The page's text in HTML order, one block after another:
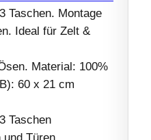
Taschen. Montage
Ideal für Zelt &
Material: 100%
60 x 21 cm
Taschen
und Türen